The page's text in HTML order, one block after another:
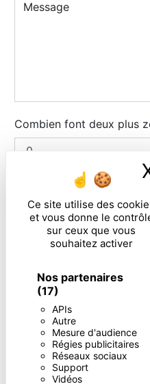
Ce site utilise des
et vous donne le
sur ceux que vous
souhaitez activer
Nos partenaires
(17)
APIs
Autre
Mesure d'audience
Régies publicitaires
Réseaux sociaux
Support
Vidéos
Combien font deux plus
En cochant cette
particulières ci-dessous
** Les données personnelles
vous contacter et sont
destinées à et ses sous-traitants
message. Les données collectées
destinataires suivants: . Vous
d’effacement, de portabilité, de
consentement à tout moment et
auprès d’une autorité de contrôle,
données post-mortem. Vous
l'adresse ou par courrier
pourra vous être demandé. Nous